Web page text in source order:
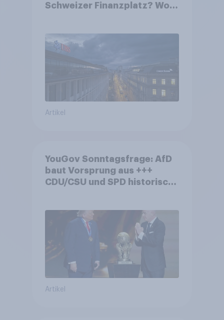
Schweizer Finanzplatz? Wo
von Grossbanken steht
Artikel
YouGov Sonntagsfrage: AfD
baut Vorsprung aus +++
CDU/CSU und SPD historisch
Fußball-WM ohne Politik
Artikel